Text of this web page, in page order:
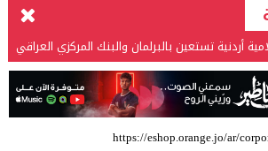
أردنية تستعين بالبرلمان والبنك المركزي العراقي
التعليم ثم الصناعة والزراعة قذفت ببنجلاديش خلال
؟؟؟؟؟
https://eshop.orange.jo/ar/